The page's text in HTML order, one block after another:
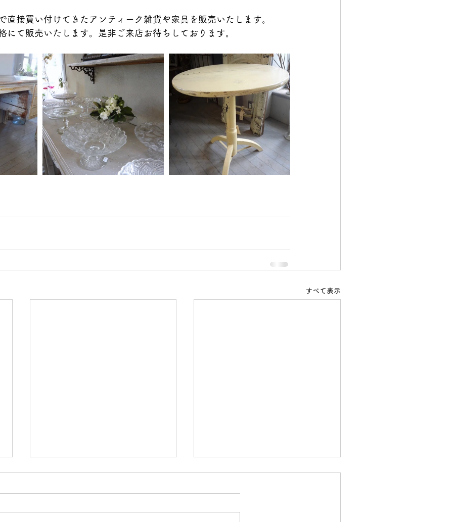
直接買い付けてきたアンティーク雑貨や家具を販売いたします。
にて販売いたします。是非ご来店お待ちしております。
すべて表示